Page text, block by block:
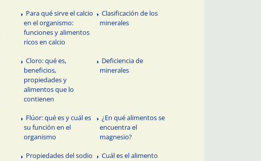
Para qué sirve el calcio
en el organismo:
funciones y alimentos
ricos en calcio
Clasificación de los
minerales
Cloro: qué es,
beneficios,
propiedades y
alimentos que lo
contienen
Deficiencia de
minerales
Flúor: qué es y cuál es
su función en el
organismo
¿En qué alimentos se
encuentra el
magnesio?
Propiedades del sodio
Cuál es el alimento